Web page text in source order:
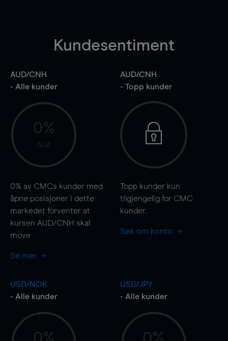
Kundesentiment
AUD/CNH
- Alle kunder
0%
N/A
0% av CMCs kunder med
åpne posisjoner i dette
markedet forventer at
kursen AUD/CNH skal
move
Se mer
AUD/CNH
- Topp kunder
Topp kunder kun
tilgjengelig for CMC
kunder.
Søk om konto
USD/NOK
- Alle kunder
USD/JPY
- Alle kunder